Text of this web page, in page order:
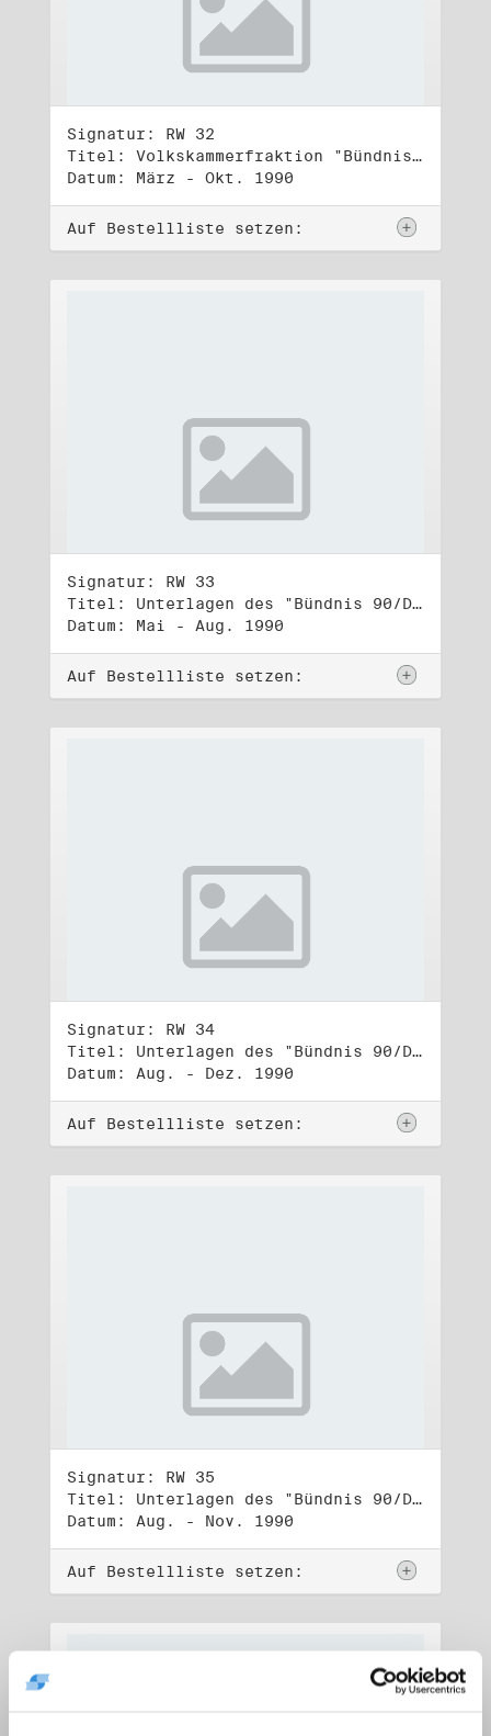
Signatur: RW 32
Titel: Volkskammerfraktion "Bündnis 90/Grüne" (4)
Datum: März - Okt. 1990
Auf Bestellliste setzen:
Signatur: RW 33
Titel: Unterlagen des "Bündnis 90/Die Grünen - BürgerInnenbewegung", Wahlbündnis zur Bundestagswahl am 2.12.1990 (1)
Datum: Mai - Aug. 1990
Auf Bestellliste setzen:
Signatur: RW 34
Titel: Unterlagen des "Bündnis 90/Die Grünen - BürgerInnenbewegung", Wahlbündnis zur Bundestagswahl am 2.12.1990 (2)
Datum: Aug. - Dez. 1990
Auf Bestellliste setzen:
Signatur: RW 35
Titel: Unterlagen des "Bündnis 90/Die Grünen - BürgerInnenbewegung", Wahlbündnis zur Bundestagswahl am 2.12.1990 (3)
Datum: Aug. - Nov. 1990
Auf Bestellliste setzen: